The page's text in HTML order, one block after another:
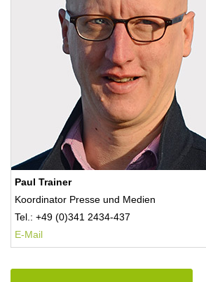
Paul Trainer
Koordinator Presse und Medien
Tel.: +49 (0)341 2434-437
E-Mail